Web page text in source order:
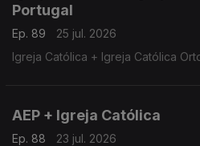
Portugal
Ep. 89
25 jul. 2026
Igreja Católica + Igreja Católica
AEP + Igreja Católica
Ep. 88
23 jul. 2026